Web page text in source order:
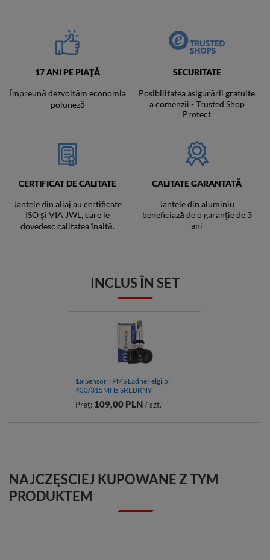
17 ANI PE PIAȚĂ
Împreună dezvoltăm economia
poloneză
SECURITATE
Posibilitatea asigurării gratuite
a comenzii - Trusted Shop
Protect
CERTIFICAT DE CALITATE
Jantele din aliaj au certificate
ISO și VIA JWL, care le
dovedesc calitatea înaltă.
CALITATE GARANTATĂ
Jantele din aluminiu
beneficiază de o garanție de 3
ani
INCLUS ÎN SET
1xSensor TPMS LadneFelgi.pl
433/315MHz SREBRNY
Preţ: 109,00 PLN / szt.
NAJCZĘSCIEJ KUPOWANE Z TYM
PRODUKTEM